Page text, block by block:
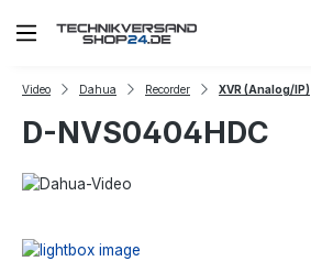
Zum Hauptinhalt springen
Video Dahua Recorder XVR (Analog/IP)
D-NVS0404HDC